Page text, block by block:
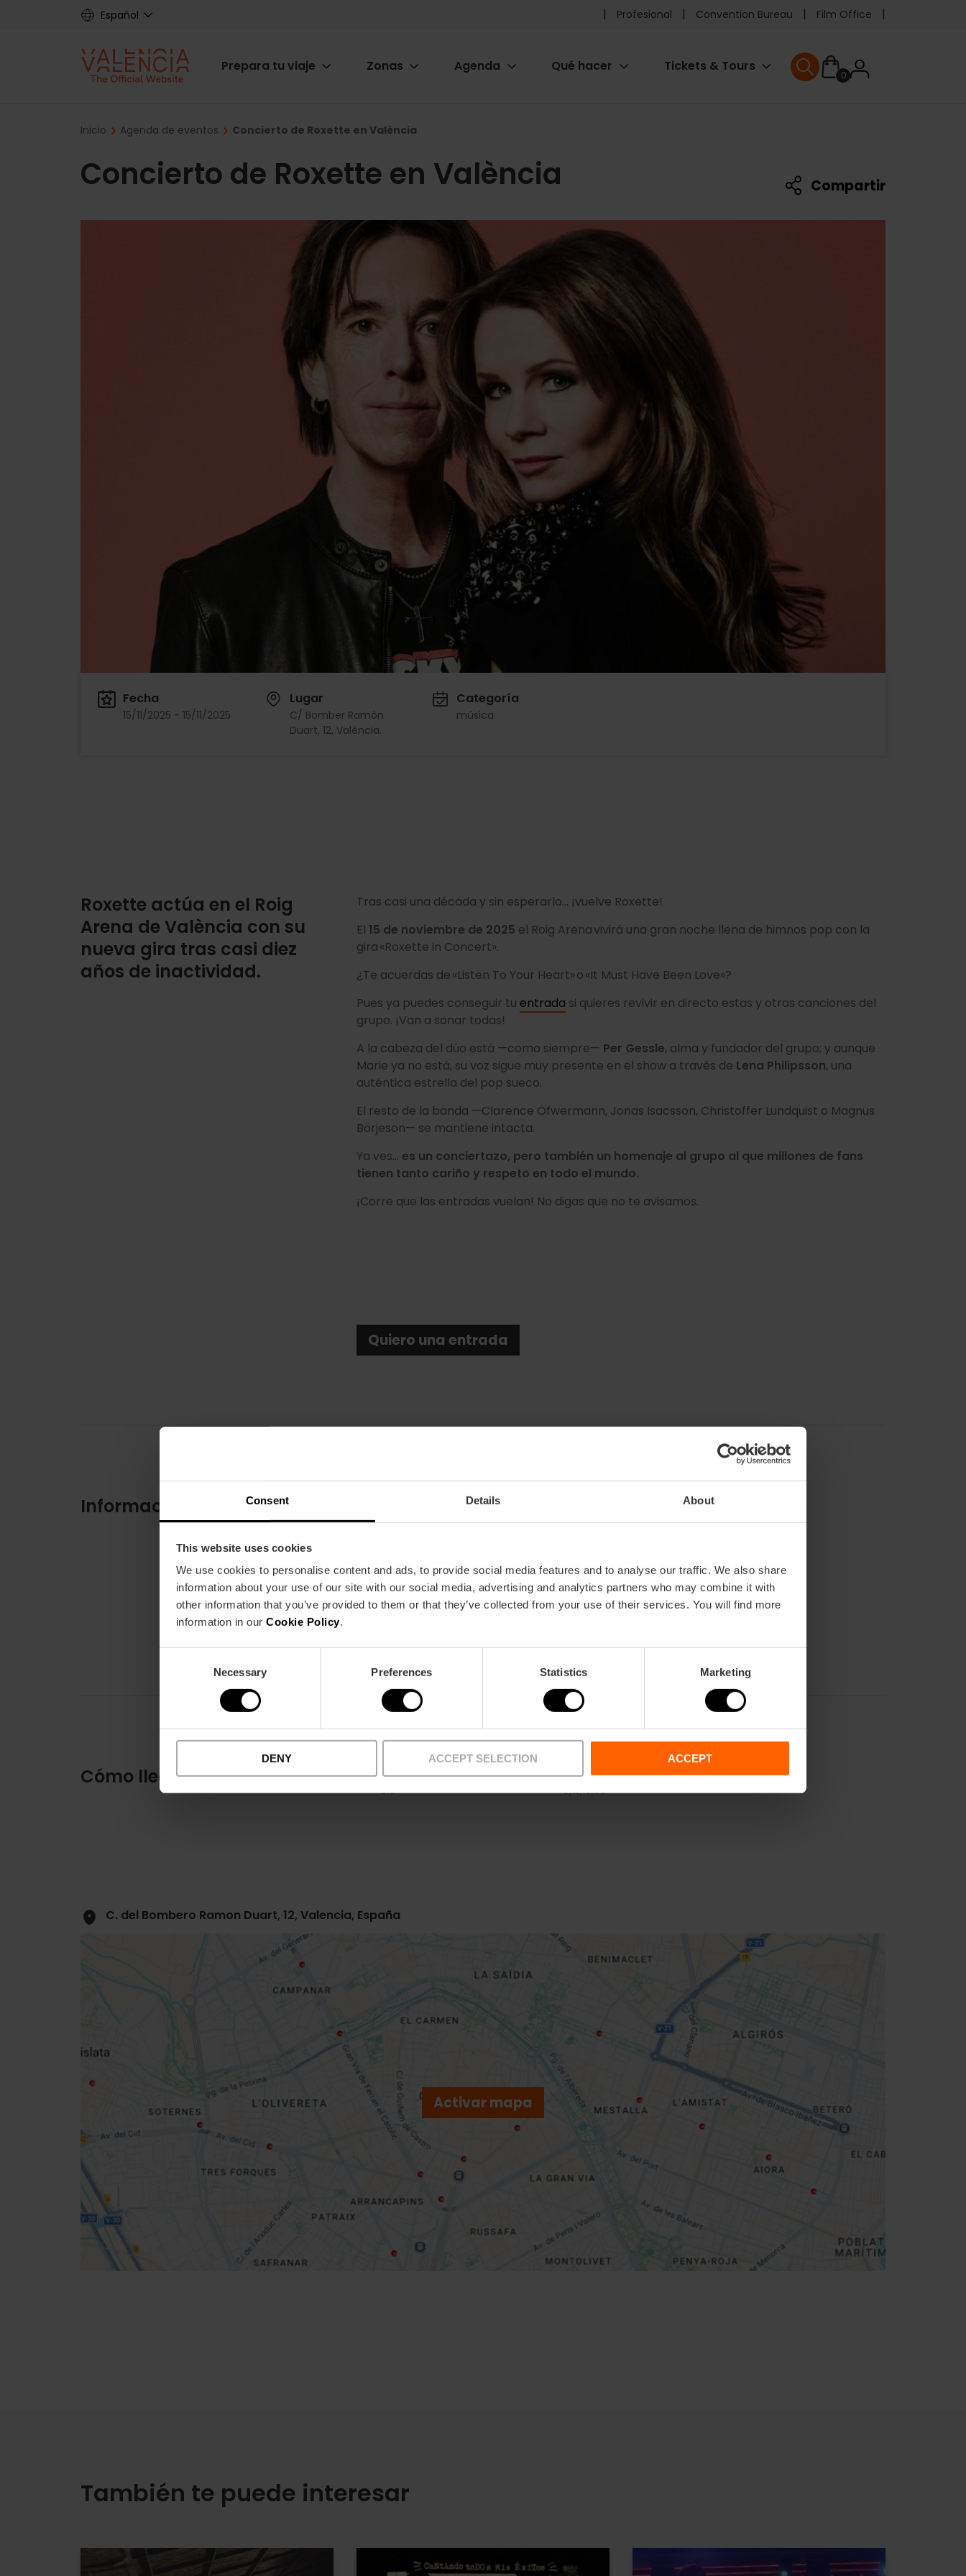
Consent Details About
This website uses cookies
We use cookies to personalise content and ads, to provide social media features and to analyse our traffic. We also share
information about your use of our site with our social media, advertising and analytics partners who may combine it with
other information that you’ve provided to them or that they’ve collected from your use of their services. You will find more
information in our Cookie Policy.
Necessary Preferences Statistics Marketing
DENY ACCEPT SELECTION ACCEPT
Español
Pre
header
Profesional Convention Bureau Film Office
Main
Prepara tu viaje Zonas Agenda Qué hacer Tickets & Tours
0User
User menu
Breadcrumb
Inicio Agenda de eventos Concierto de Roxette en València
Concierto de Roxette en València Compartir
Fecha
15/11/2025 - 15/11/2025
Lugar
C/ Bomber Ramón
Duart, 12, València.
Categoría
música
Roxette actúa en el Roig
Arena de València con su
nueva gira tras casi diez
años de inactividad.
Tras casi una década y sin esperarlo… ¡vuelve Roxette!
El 15 de noviembre de 2025 el Roig Arena vivirá una gran noche llena de himnos pop con la
gira «Roxette in Concert».
¿Te acuerdas de «Listen To Your Heart» o «It Must Have Been Love»?
Pues ya puedes conseguir tu entrada si quieres revivir en directo estas y otras canciones del
grupo. ¡Van a sonar todas!
A la cabeza del dúo está —como siempre— Per Gessle, alma y fundador del grupo; y aunque
Marie ya no está, su voz sigue muy presente en el show a través de Lena Philipsson, una
auténtica estrella del pop sueco.
El resto de la banda —Clarence Öfwermann, Jonas Isacsson, Christoffer Lundquist o Magnus
Börjeson— se mantiene intacta.
Ya ves… es un conciertazo, pero también un homenaje al grupo al que millones de fans
tienen tanto cariño y respeto en todo el mundo.
¡Corre que las entradas vuelan! No digas que no te avisamos.
Quiero una entrada
Información práctica
15/11/2025 - 15/11/2025
Tickets
Desde 50 €.
Cómo llegar Metro
L10
Bus
6,13,18,99
C. del Bombero Ramon Duart, 12, Valencia, España
Activar mapa
Cómo llegar
sidebar
También te puede interesar